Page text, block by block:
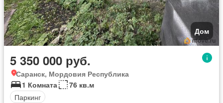
Дом
5 350 000 руб.
Саранск, Мордовия Республика
1 Комната
76 кв.м
Паркинг